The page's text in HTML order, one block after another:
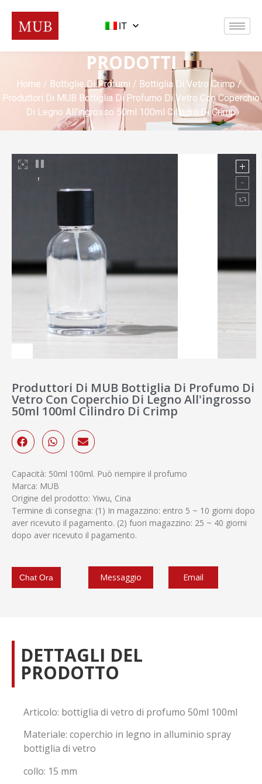
IT
PRODOTTI
Home / Bottiglie Di Profumi / Bottiglia Di Vetro Crimp/
Produttori Di MUB Bottiglia Di Profumo Di Vetro Con Coperchio
Di Legno All'ingrosso 50ml 100ml Cilindro Di Crimp
Produttori Di MUB Bottiglia Di Profumo Di
Vetro Con Coperchio Di Legno All'ingrosso
50ml 100ml Cilindro Di Crimp
Capacità: 50ml 100ml. Può riempire il profumo
Marca: MUB
Origine del prodotto: Yiwu, Cina
Termine di consegna: (1) In magazzino: entro 5 ~ 10 giorni dopo
aver ricevuto il pagamento. (2) fuori magazzino: 25 ~ 40 giorni
dopo aver ricevuto il pagamento.
Chat Ora Messaggio Email
DETTAGLI DEL
PRODOTTO
Articolo: bottiglia di vetro di profumo 50ml 100ml
Materiale: coperchio in legno in alluminio spray
bottiglia di vetro
collo: 15 mm